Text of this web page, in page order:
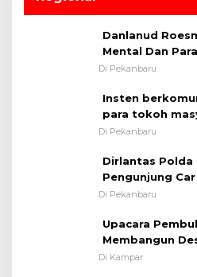
Danlanud
Mental Dan
Melaksanakan ✈
Di Pekanbaru
Insten
para tokoh
System OMP LK
Pentingnya
Situasi Kondusif
Di Pekanbaru
Dirlantas Polda
Pengunjung
Pesan Edukasi
Di Pekanbaru
Upacara
Membangun
Kodim 0313/
Di Kampar